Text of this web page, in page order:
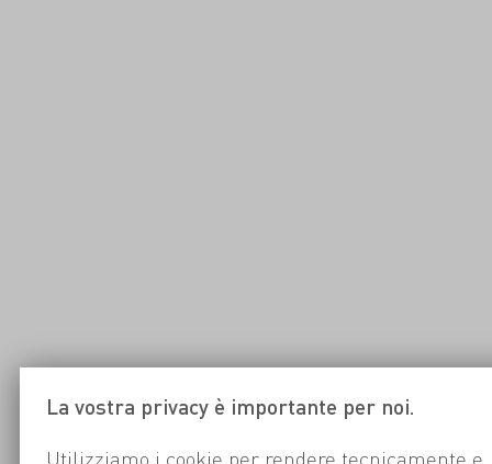
La vostra privacy è importante per noi.
Utilizziamo i cookie per rendere tecnicamente e